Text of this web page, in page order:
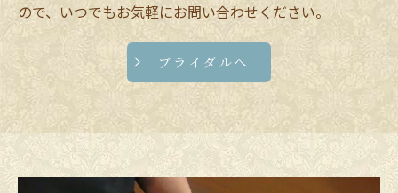
ので、いつでもお気軽にお問い合わせください。
ブライダルへ